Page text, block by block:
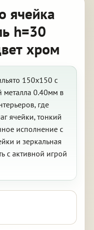
ячейка
h=30
хром
150х150 с
0.40мм в
где
ячейки, тонкий
исполнение с
и зеркальная
с активной игрой